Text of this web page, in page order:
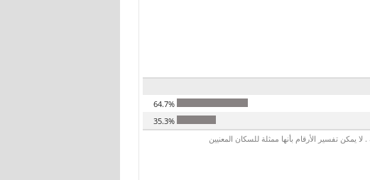
تفسير الأرقام بأنها ممثلة للسكان المعنيين